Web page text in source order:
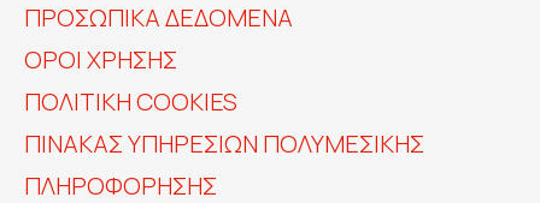
ΠΡΟΣΩΠΙΚΆ ΔΕΔΟΜΈΝΑ
ΟΡΟΙ ΧΡΗΣΗΣ
ΠΟΛΙΤΙΚΗ COOKIES
ΠΊΝΑΚΑΣ ΥΠΗΡΕΣΙΏΝ ΠΟΛΥΜΕΣΙΚΉΣ
ΠΛΗΡΟΦΌΡΗΣΗΣ